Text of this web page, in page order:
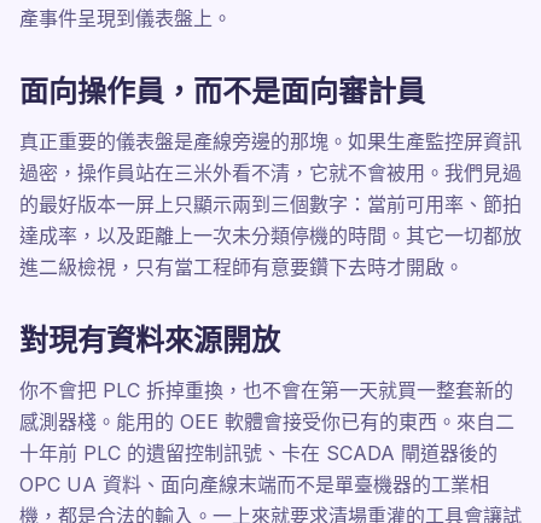
產事件呈現到儀表盤上。
面向操作員，而不是面向審計員
真正重要的儀表盤是產線旁邊的那塊。如果生產監控屏資訊
過密，操作員站在三米外看不清，它就不會被用。我們見過
的最好版本一屏上只顯示兩到三個數字：當前可用率、節拍
達成率，以及距離上一次未分類停機的時間。其它一切都放
進二級檢視，只有當工程師有意要鑽下去時才開啟。
對現有資料來源開放
你不會把 PLC 拆掉重換，也不會在第一天就買一整套新的
感測器棧。能用的 OEE 軟體會接受你已有的東西。來自二
十年前 PLC 的遺留控制訊號、卡在 SCADA 閘道器後的
OPC UA 資料、面向產線末端而不是單臺機器的工業相
機，都是合法的輸入。一上來就要求清場重灌的工具會讓試